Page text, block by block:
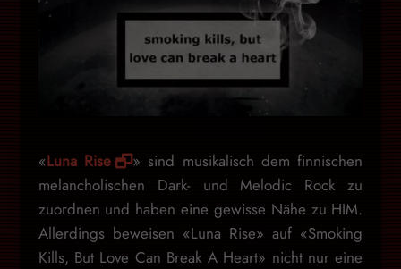
«Luna Rise
» sind musikalisch dem finnischen
melancholischen Dark- und Melodic Rock zu
zuordnen und haben eine gewisse Nähe zu HIM.
Allerdings beweisen «Luna Rise» auf «Smoking
Kills, But Love Can Break A Heart» nicht nur eine